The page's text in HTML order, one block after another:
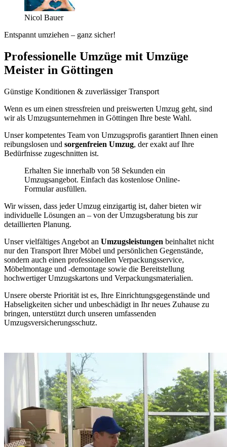
Nicol Bauer
Entspannt umziehen – ganz sicher!
Professionelle Umzüge mit Umzüge
Meister in Göttingen
Günstige Konditionen & zuverlässiger Transport
Wenn es um einen stressfreien und preiswerten Umzug geht, sind
wir als Umzugsunternehmen in Göttingen Ihre beste Wahl.
Unser kompetentes Team von Umzugsprofis garantiert Ihnen einen
reibungslosen und sorgenfreien Umzug, der exakt auf Ihre
Bedürfnisse zugeschnitten ist.
Erhalten Sie innerhalb von 58 Sekunden ein
Umzugsangebot. Einfach das kostenlose Online-
Formular ausfüllen.
Wir wissen, dass jeder Umzug einzigartig ist, daher bieten wir
individuelle Lösungen an – von der Umzugsberatung bis zur
detaillierten Planung.
Unser vielfältiges Angebot an Umzugsleistungen beinhaltet nicht
nur den Transport Ihrer Möbel und persönlichen Gegenstände,
sondern auch einen professionellen Verpackungsservice,
Möbelmontage und -demontage sowie die Bereitstellung
hochwertiger Umzugskartons und Verpackungsmaterialien.
Unsere oberste Priorität ist es, Ihre Einrichtungsgegenstände und
Habseligkeiten sicher und unbeschädigt in Ihr neues Zuhause zu
bringen, unterstützt durch unseren umfassenden
Umzugsversicherungsschutz.